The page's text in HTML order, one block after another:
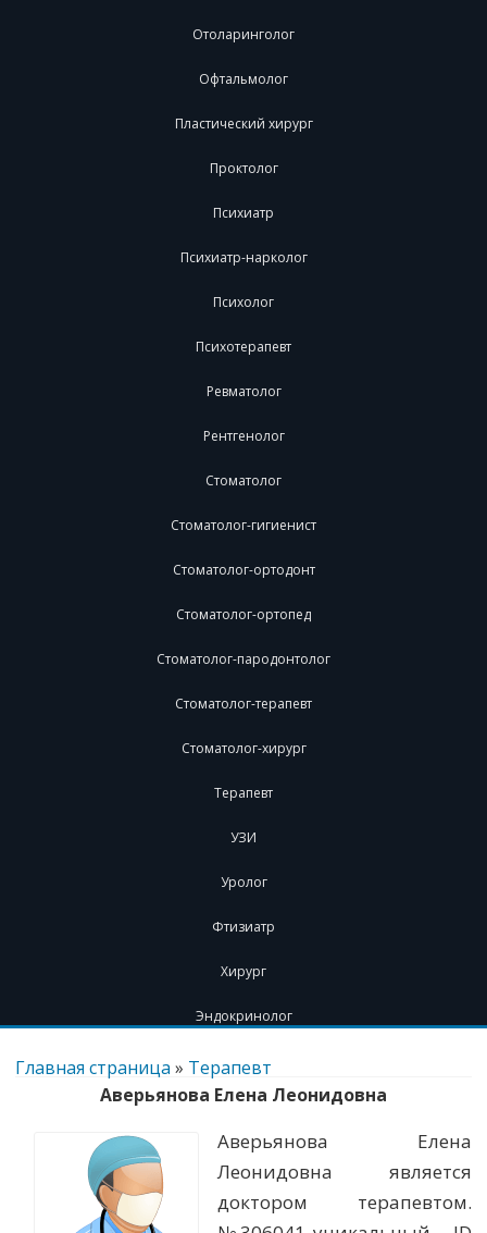
Отоларинголог
Офтальмолог
Пластический хирург
Проктолог
Психиатр
Психиатр-нарколог
Психолог
Психотерапевт
Ревматолог
Рентгенолог
Стоматолог
Стоматолог-гигиенист
Стоматолог-ортодонт
Стоматолог-ортопед
Стоматолог-пародонтолог
Стоматолог-терапевт
Стоматолог-хирург
Терапевт
УЗИ
Уролог
Фтизиатр
Хирург
Эндокринолог
Перейти
содержимому
Главная страница » Терапевт
Аверьянова Елена Леонидовна
Аверьянова Елена
Леонидовна является
доктором терапевтом.